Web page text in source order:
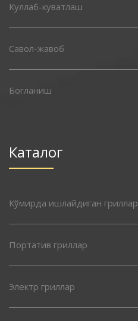
Куллаб-куватлаш
Савол-жавоб
Богланиш
Каталог
Кўмирда ишлайдиган гриллар
Портатив гриллар
Электр гриллар